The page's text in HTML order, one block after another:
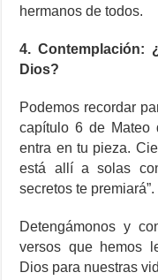
hermanos de todos.
4. Contemplación:
Dios?
Podemos recordar
capítulo 6 de Mateo
entra en tu pieza.
está allí a solas
secretos te premiará”.
Detengámonos y
versos que hemos
Dios para nuestras